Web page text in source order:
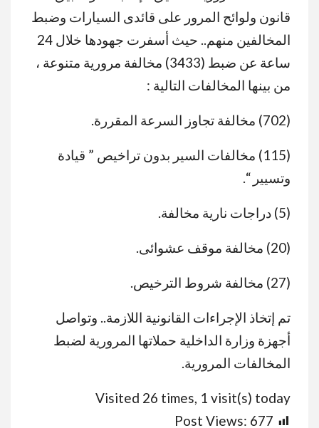
قانون ولوائح المرور على قائدى السيارات وضبط
المخالفين منهم.. حيث أسفرت جهودها خلال 24
ساعة عن ضبط (3433) مخالفة مرورية متنوعة ،
من بينها المخالفات التالية :
(702) مخالفة تجاوز السرعة المقررة.
(115) مخالفات السير بدون تراخيص ” قيادة
وتسيير “.
(5) دراجات نارية مخالفة.
(20) مخالفة موقف عشوائى.
(27) مخالفة شروط الترخيص.
تم إتخاذ الإجراءات القانونية اللازمة.. وتواصل
أجهزة وزارة الداخلية حملاتها المرورية لضبط
المخالفات المرورية.
Visited 26 times, 1 visit(s) today
Post Views: 677